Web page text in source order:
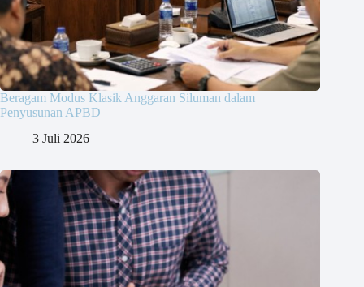
Beragam Modus Klasik Anggaran Siluman dalam
Penyusunan APBD
3 Juli 2026